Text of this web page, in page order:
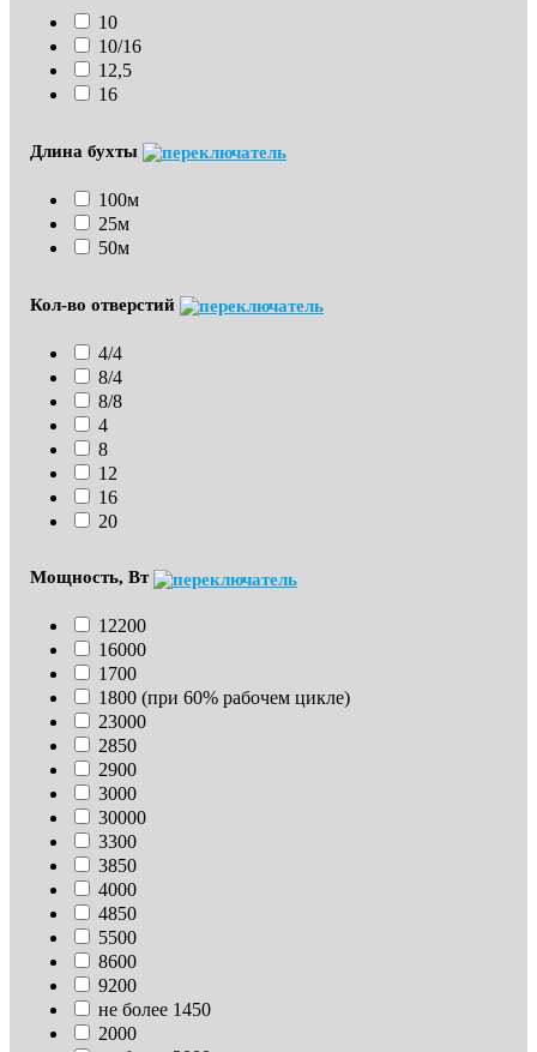
10
10/16
12,5
16
Длина бухты
100м
25м
50м
Кол-во отверстий
4/4
8/4
8/8
4
8
12
16
20
Мощность, Вт
12200
16000
1700
1800 (при 60% рабочем цикле)
23000
2850
2900
3000
30000
3300
3850
4000
4850
5500
8600
9200
не более 1450
2000